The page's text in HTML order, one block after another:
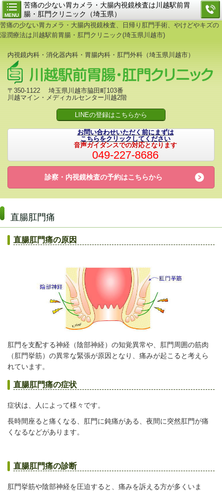
MENU
苦痛の少ない胃カメラ・大腸内視鏡検査は川越駅前胃
腸・肛門クリニック（埼玉県）
苦痛の少ない胃カメラ・大腸内視鏡検査、日帰り肛門手術、やけどやキズの
湿潤療法は川越駅前胃腸・肛門クリニック(埼玉県川越市)
内視鏡内科・消化器内科・胃腸内科・肛門外科（埼玉県川越市）
〒350-1122 埼玉県川越市脇田町103番
川越マイン・メディカルセンター川越2階
LINEの登録はこちらから
お問い合わせいただく前にまずは
こちらをクリックしてください
音声ガイダンスでの対応となります
049-227-8686
診察・内視鏡検査の予約はこちらから
直腸肛門痛
直腸肛門痛の原因
肛門を支配する神経（陰部神経）の知覚異常や、肛門周囲の筋肉
（肛門挙筋）の異常な緊張が原因となり、痛みが起こると考えら
れています。
直腸肛門痛の症状
症状は、人によって様々です。
長時間座ると痛くなる、肛門に鈍痛がある、夜間に突然肛門が痛
くなるなどがあります。
直腸肛門痛の診断
肛門挙筋や陰部神経を圧迫すると、痛みを訴える方が多くいま